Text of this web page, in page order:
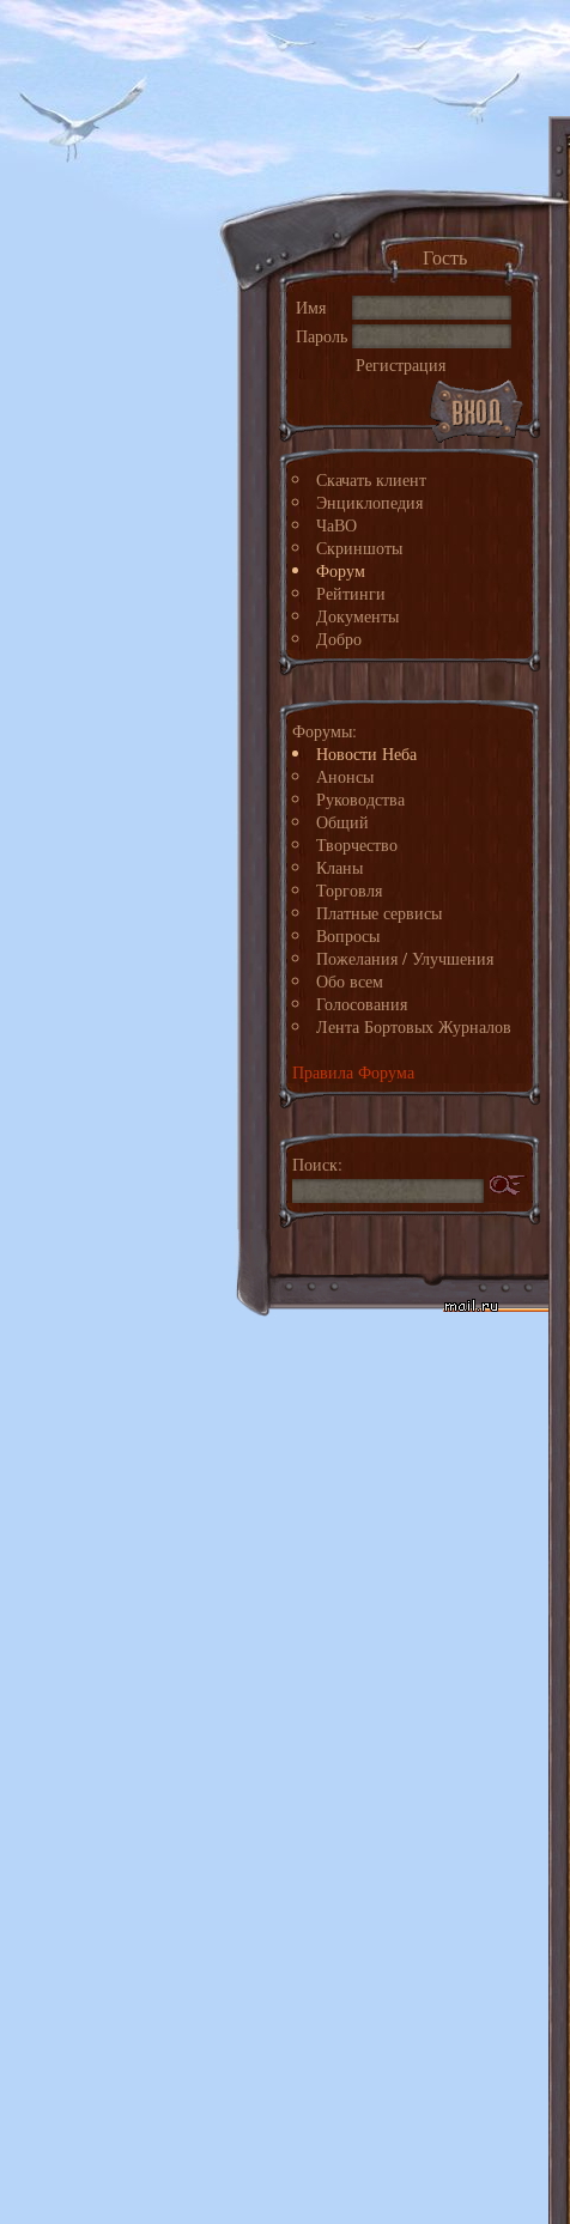
Гость
Имя
Пароль
Регистрация
Скачать клиент
Энциклопедия
ЧаВО
Скриншоты
Форум
Рейтинги
Документы
Добро
Форумы:
Новости Неба
Анонсы
Руководства
Общий
Творчество
Кланы
Торговля
Платные сервисы
Вопросы
Пожелания / Улучшения
Обо всем
Голосования
Лента Бортовых Журналов
Правила Форума
Поиск: